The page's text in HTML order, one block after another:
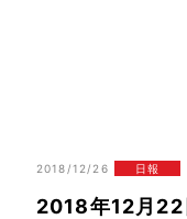
2018/12/26 日報
2018年12月22